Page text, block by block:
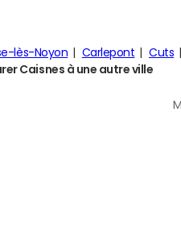
lès-Noyon Carlepont Cuts
Caisnes à une autre ville